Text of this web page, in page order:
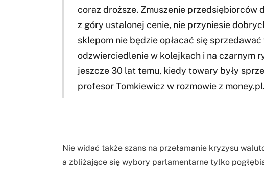
coraz droższe. Zmuszenie przedsiębiorców
z góry ustalonej cenie, nie przyniesie
sklepom nie będzie opłacać się
odzwierciedlenie w kolejkach i na czarnym
jeszcze 30 lat temu, kiedy towary były
profesor Tomkiewicz w rozmowie z money.pl.
Nie widać także szans na przełamanie kryzysu
a zbliżające się wybory parlamentarne tylko